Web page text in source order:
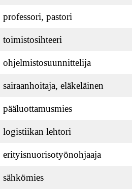
professori, pastori
toimistosihteeri
ohjelmistosuunnittelija
sairaanhoitaja, eläkeläinen
pääluottamusmies
logistiikan lehtori
erityisnuorisotyönohjaaja
sähkömies